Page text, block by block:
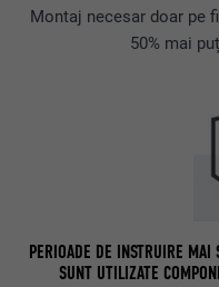
Montaj necesar doar pe
50% mai
PERIOADE DE INSTRUIRE MAI
SUNT UTILIZATE